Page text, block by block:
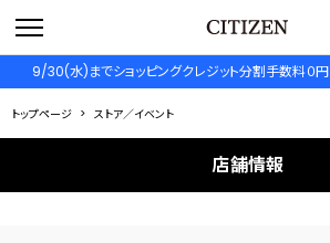
9/30(水)までショッピングクレジット分割手数料０円
トップページ ストア／イベント
店舗情報